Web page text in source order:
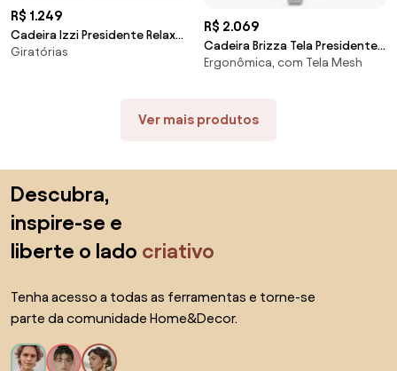
R$ 1.249
Cadeira Izzi Presidente Relax
Plax em Base Piramidal -
Giratórias
R$ 2.069
Cadeira Brizza Tela Presidente
Grafite Base Alumínio -
Ergonômica, com Tela Mesh
Ver mais produtos
Descubra,
inspire-se e
liberte o lado criativo
Tenha acesso a todas as ferramentas e torne-se
parte da comunidade Home&Decor.